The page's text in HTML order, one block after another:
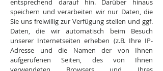
entsprechend darauf hin. Darüber hinaus
speichern und verarbeiten wir nur Daten, die
Sie uns freiwillig zur Verfügung stellen und ggf.
Daten, die wir automatisch beim Besuch
unserer Internetseiten erheben (z.B. Ihre IP-
Adresse und die Namen der von Ihnen
aufgerufenen Seiten, des von Ihnen